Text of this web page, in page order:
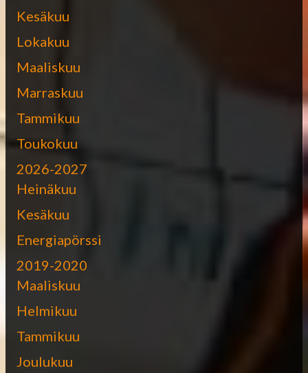
Kesäkuu
Lokakuu
Maaliskuu
Marraskuu
Tammikuu
Toukokuu
2026-2027
Heinäkuu
Kesäkuu
Energiapörssi
2019-2020
Maaliskuu
Helmikuu
Tammikuu
Joulukuu